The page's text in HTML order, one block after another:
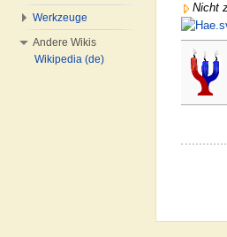
Nicht
Werkzeuge
Andere Wikis
Wikipedia (de)